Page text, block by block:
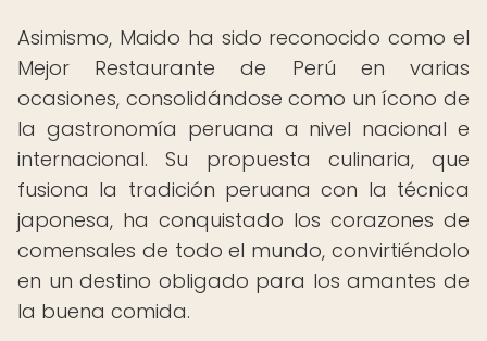
Asimismo, Maido ha sido reconocido como el
Mejor Restaurante de Perú en varias
ocasiones, consolidándose como un ícono de
la gastronomía peruana a nivel nacional e
internacional. Su propuesta culinaria, que
fusiona la tradición peruana con la técnica
japonesa, ha conquistado los corazones de
comensales de todo el mundo, convirtiéndolo
en un destino obligado para los amantes de
la buena comida.